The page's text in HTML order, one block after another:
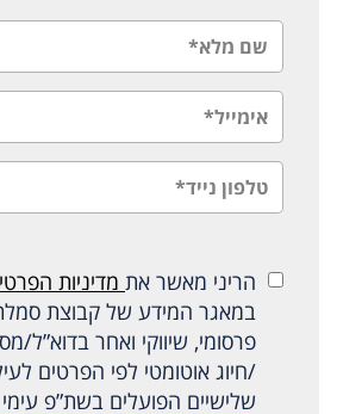
הריני מאשר את מדיניות
במאגר המידע של קבוצת סמלת
פרסומי, שיווקי ואחר בדוא”ל/
/חיוג אוטומטי לפי הפרטים
שלישיים הפועלים בשת”פ עימי